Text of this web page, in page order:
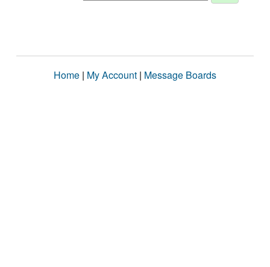
Home | My Account | Message Boards